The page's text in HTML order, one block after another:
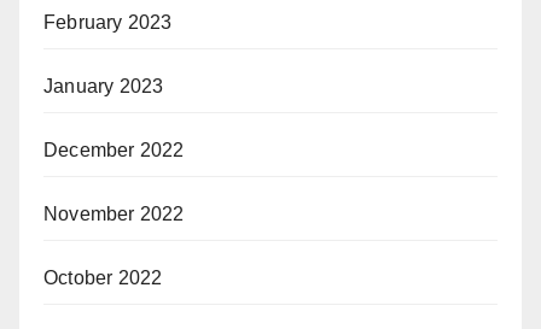
February 2023
January 2023
December 2022
November 2022
October 2022